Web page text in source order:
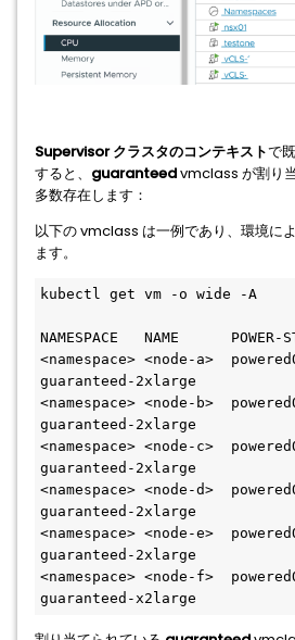
Supervisor クラスタのコンテキストで
すると、 guaranteedvmclass が割り
多数存在します：
以下の vmclass は一例であり、環境に
ます。
kubectl get vm -o wide -A
NAMESPACE   NAME      POWER-
<namespace> <node-a>
guaranteed-2xlarge
<namespace> <node-b>
guaranteed-2xlarge
<namespace> <node-c>
guaranteed-2xlarge
<namespace> <node-d>
guaranteed-2xlarge
<namespace> <node-e>
guaranteed-2xlarge
<namespace> <node-f>
guaranteed-x2large